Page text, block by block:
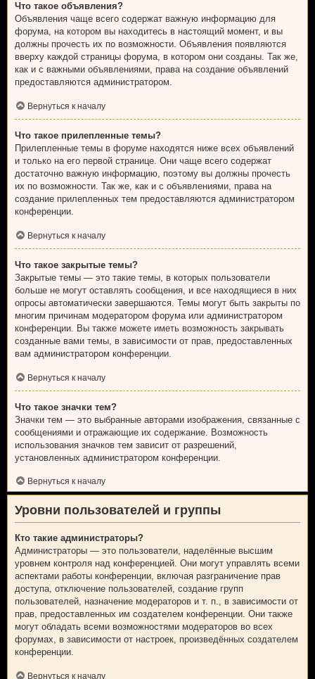
Что такое объявления?
Объявления чаще всего содержат важную информацию для
форума, на котором вы находитесь в настоящий момент, и вы
должны прочесть их по возможности. Объявления появляются
вверху каждой страницы форума, в котором они созданы. Так же,
как и с важными объявлениями, права на создание объявлений
предоставляются администратором.
Вернуться к началу
Что такое прилепленные темы?
Прилепленные темы в форуме находятся ниже всех объявлений
и только на его первой странице. Они чаще всего содержат
достаточно важную информацию, поэтому вы должны прочесть
их по возможности. Так же, как и с объявлениями, права на
создание прилепленных тем предоставляются администратором
конференции.
Вернуться к началу
Что такое закрытые темы?
Закрытые темы — это такие темы, в которых пользователи
больше не могут оставлять сообщения, и все находящиеся в них
опросы автоматически завершаются. Темы могут быть закрыты по
многим причинам модератором форума или администратором
конференции. Вы также можете иметь возможность закрывать
созданные вами темы, в зависимости от прав, предоставленных
вам администратором конференции.
Вернуться к началу
Что такое значки тем?
Значки тем — это выбранные авторами изображения, связанные с
сообщениями и отражающие их содержание. Возможность
использования значков тем зависит от разрешений,
установленных администратором конференции.
Вернуться к началу
Уровни пользователей и группы
Кто такие администраторы?
Администраторы — это пользователи, наделённые высшим
уровнем контроля над конференцией. Они могут управлять всеми
аспектами работы конференции, включая разграничение прав
доступа, отключение пользователей, создание групп
пользователей, назначение модераторов и т. п., в зависимости от
прав, предоставленных им создателем конференции. Они также
могут обладать всеми возможностями модераторов во всех
форумах, в зависимости от настроек, произведённых создателем
конференции.
Вернуться к началу